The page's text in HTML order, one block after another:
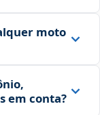
moto
em conta?